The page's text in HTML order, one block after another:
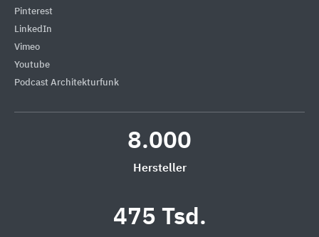
Pinterest
LinkedIn
Vimeo
Youtube
Podcast Architekturfunk
8.000
Hersteller
475 Tsd.